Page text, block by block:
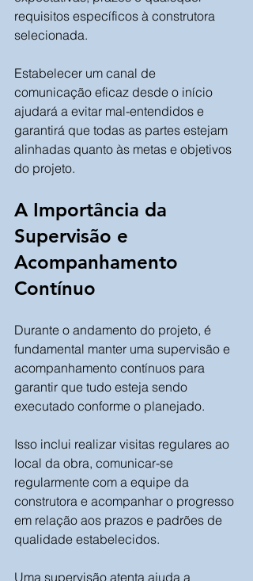
requisitos específicos à construtora
selecionada.
Estabelecer um canal de
comunicação eficaz desde o início
ajudará a evitar mal-entendidos e
garantirá que todas as partes estejam
alinhadas quanto às metas e objetivos
do projeto.
A Importância da
Supervisão e
Acompanhamento
Contínuo
Durante o andamento do projeto, é
fundamental manter uma supervisão e
acompanhamento contínuos para
garantir que tudo esteja sendo
executado conforme o planejado.
Isso inclui realizar visitas regulares ao
local da obra, comunicar-se
regularmente com a equipe da
construtora e acompanhar o progresso
em relação aos prazos e padrões de
qualidade estabelecidos.
Uma supervisão atenta ajuda a